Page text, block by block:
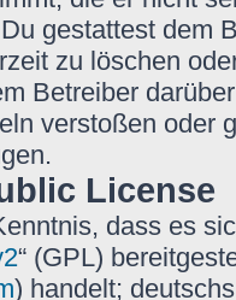
gestattest dem
zu löschen
Betreiber
verstoßen oder
License
dass es
“ (GPL)
) handelt;